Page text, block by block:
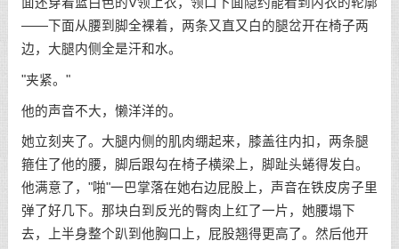
——下面从腰到脚全裸着，两条又直又白的腿岔开在椅子两
边，大腿内侧全是汗和水。
"夹紧。"
他的声音不大，懒洋洋的。
她立刻夹了。大腿内侧的肌肉绷起来，膝盖往内扣，两条腿
箍住了他的腰，脚后跟勾在椅子横梁上，脚趾头蜷得发白。
他满意了，"啪"一巴掌落在她右边屁股上，声音在铁皮房子里
弹了好几下。那块白到反光的臀肉上红了一片，她腰塌下
去，上半身整个趴到他胸口上，屁股翘得更高了。然后他开